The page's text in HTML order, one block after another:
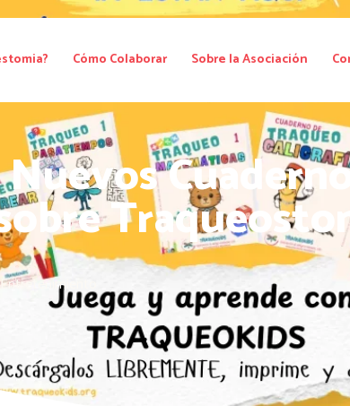
Cómo Colaborar Sobre la Asociación
Nuevos
Entretenimiento